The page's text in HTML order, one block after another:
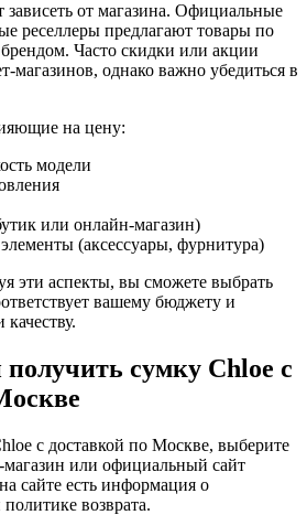
от магазина. Официальные
реселлеры предлагают товары по
Часто скидки или акции
магазинов, однако важно убедиться в
на цену:
модели
или онлайн-магазин)
(аксессуары, фурнитура)
эти аспекты, вы сможете выбрать
вашему бюджету и
получить сумку Chloe с
с доставкой по Москве, выберите
или официальный сайт
сайте есть информация о
возврата.